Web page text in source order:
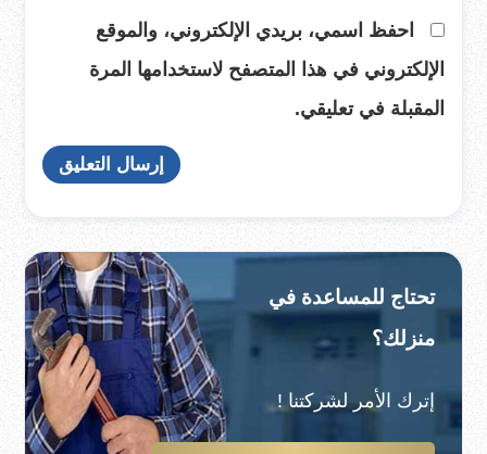
احفظ اسمي، بريدي الإلكتروني، والموقع
الإلكتروني في هذا المتصفح لاستخدامها المرة
المقبلة في تعليقي.
تحتاج للمساعدة في
منزلك؟
إترك الأمر لشركتنا !